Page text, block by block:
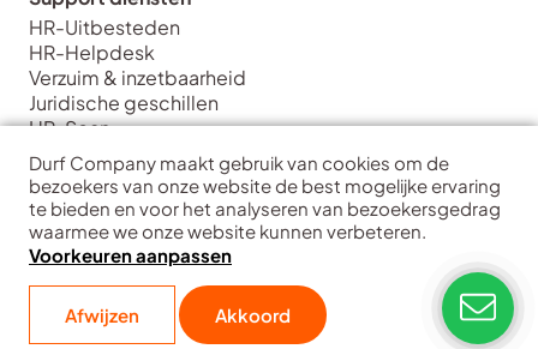
Durf Company maakt gebruik van cookies om de
bezoekers van onze website de best mogelijke ervaring
te bieden en voor het analyseren van bezoekersgedrag
waarmee we onze website kunnen verbeteren.
Voorkeuren aanpassen
Afwijzen Akkoord
HR-Uitbesteden
HR-Helpdesk
Verzuim & inzetbaarheid
Juridische geschillen
HR-Scan
Strategie diensten
HR Strategie & Inrichting
HR Transformatie & Implementatie
HR Training & Coaching
HR Data & Analytics
Interim HR
Durf Company | Hart voor ondernemers